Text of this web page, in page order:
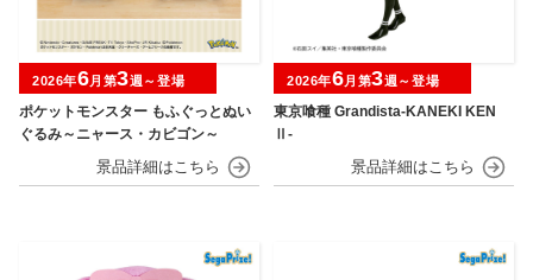
ポケットモンスター もふぐっとぬい
ぐるみ～ニャース・カビゴン～
2026年6月第3週～登場
東京喰種 Grandista-KANEKI KEN
Ⅱ-
2026年6月第3週～登場